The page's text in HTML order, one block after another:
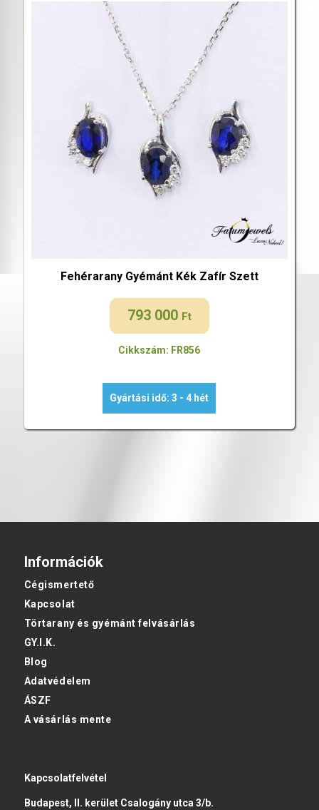
Fehérarany Gyémánt Kék Zafír Szett
793 000 Ft
Cikkszám: FR856
Gyártási idő: 3 - 4 hét
Információk
Cégismertető
Kapcsolat
Törtarany és gyémánt felvásárlás
GY.I.K.
Blog
Adatvédelem
ÁSZF
A vásárlás mente
Kapcsolatfelvétel
Budapest, II. kerület Csalogány utca 3/b.